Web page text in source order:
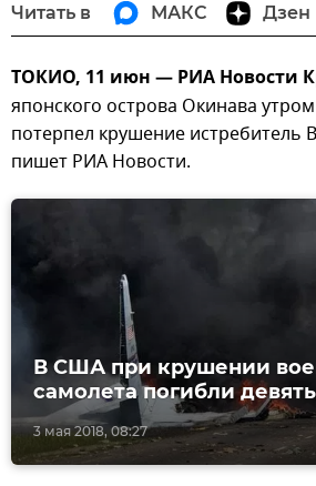
Читать в МАКС Дзен
ТОКИО, 11 июн — РИА Новости
японского острова Окинава
потерпел крушение истребитель
пишет РИА Новости.
3 мая 2018, 08:27
В США при крушении
самолета погибли